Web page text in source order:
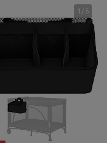
1 / 5